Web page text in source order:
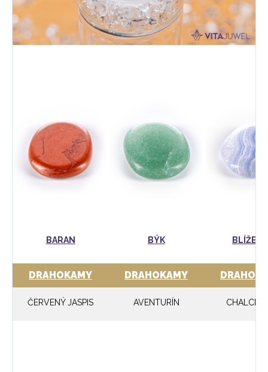
BARAN BÝK
DRAHOKAMY
ČERVENÝ JASPIS
DRAHOKAMY
AVENTURÍN